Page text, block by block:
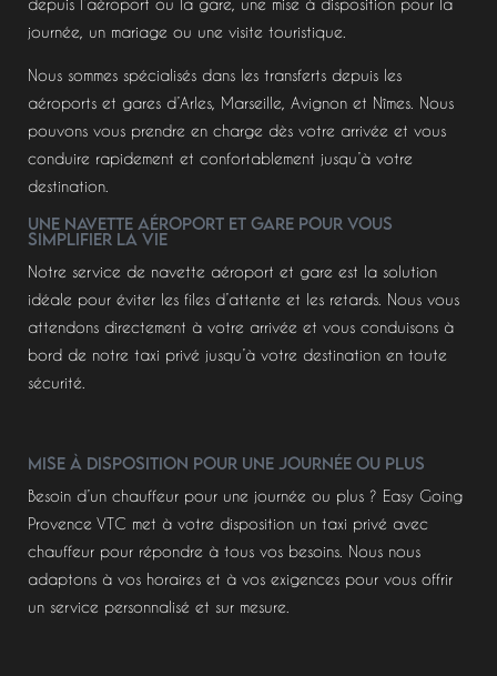
depuis l’aéroport ou la gare, une mise à disposition pour la
journée, un mariage ou une visite touristique.
Nous sommes spécialisés dans les transferts depuis les
aéroports et gares d’Arles, Marseille, Avignon et Nîmes. Nous
pouvons vous prendre en charge dès votre arrivée et vous
conduire rapidement et confortablement jusqu’à votre
destination.
Une navette aéroport et gare pour vous
simplifier la vie
Notre service de navette aéroport et gare est la solution
idéale pour éviter les files d’attente et les retards. Nous vous
attendons directement à votre arrivée et vous conduisons à
bord de notre taxi privé jusqu’à votre destination en toute
sécurité.
Mise à disposition pour une journée ou plus
Besoin d’un chauffeur pour une journée ou plus ? Easy Going
Provence VTC met à votre disposition un taxi privé avec
chauffeur pour répondre à tous vos besoins. Nous nous
adaptons à vos horaires et à vos exigences pour vous offrir
un service personnalisé et sur mesure.